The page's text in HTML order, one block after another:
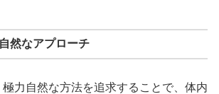
然なアプローチ
力自然な方法を追求することで、体内